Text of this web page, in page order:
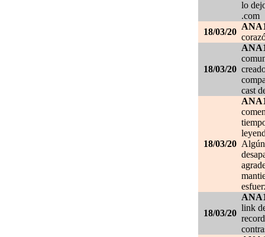
lo
.com
18/03/20
18/03/20
cast
18/03/20
18/03/20
link